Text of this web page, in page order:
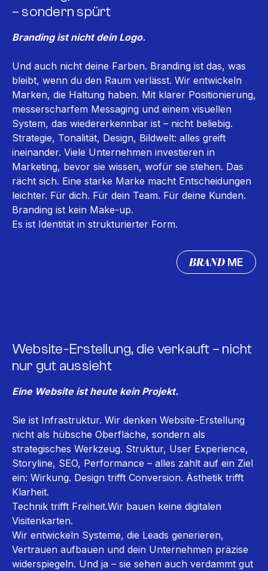
– sondern spürt
Branding ist nicht dein Logo.
Und auch nicht deine Farben. Branding ist das, was
bleibt, wenn du den Raum verlässt. Wir entwickeln
Marken, die Haltung haben. Mit klarer Positionierung,
messerscharfem Messaging und einem visuellen
System, das wiedererkennbar ist – nicht beliebig.
Strategie, Tonalität, Design, Bildwelt: alles greift
ineinander. Viele Unternehmen investieren in
Marketing, bevor sie wissen, wofür sie stehen. Das
rächt sich. Eine starke Marke macht Entscheidungen
leichter. Für dich. Für dein Team. Für deine Kunden.
Branding ist kein Make-up.
Es ist Identität in strukturierter Form.
BRAND ME
Website-Erstellung, die verkauft – nicht
nur gut aussieht
Eine Website ist heute kein Projekt.
Sie ist Infrastruktur. Wir denken Website-Erstellung
nicht als hübsche Oberfläche, sondern als
strategisches Werkzeug. Struktur, User Experience,
Storyline, SEO, Performance – alles zahlt auf ein Ziel
ein: Wirkung. Design trifft Conversion. Ästhetik trifft
Klarheit.
Technik trifft Freiheit.Wir bauen keine digitalen
Visitenkarten.
Wir entwickeln Systeme, die Leads generieren,
Vertrauen aufbauen und dein Unternehmen präzise
widerspiegeln. Und ja – sie sehen auch verdammt gut